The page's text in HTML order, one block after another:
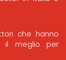
che hanno
il meglio per